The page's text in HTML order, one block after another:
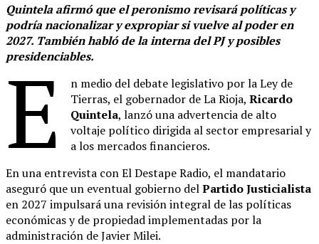
Quintela afirmó que el peronismo revisará políticas y
podría nacionalizar y expropiar si vuelve al poder en
2027. También habló de la interna del PJ y posibles
presidenciables.
E
n medio del debate legislativo por la Ley de
Tierras, el gobernador de La Rioja,Ricardo
Quintela, lanzó una advertencia de alto
voltaje político dirigida al sector empresarial y
a los mercados financieros.
En una entrevista con El Destape Radio, el mandatario
aseguró que un eventual gobierno delPartido Justicialista
en 2027 impulsará una revisión integral de las políticas
económicas y de propiedad implementadas por la
administración de Javier Milei.